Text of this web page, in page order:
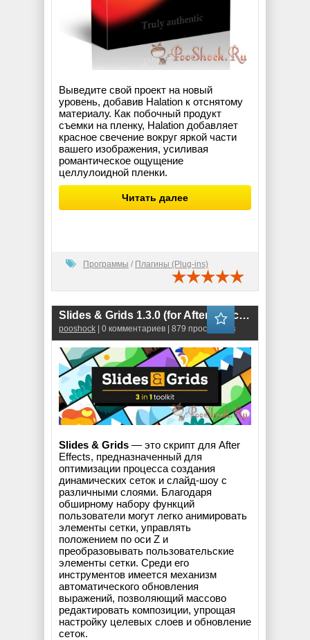
Выведите свой проект на новый
уровень, добавив Halation к отснятому
материалу. Как побочный продукт
съемки на пленку, Halation добавляет
красное свечение вокруг яркой части
вашего изображения, усиливая
романтическое ощущение
целлулоидной пленки.
Читать далее
Программы / Плагины (Plug-ins)
Slides & Grids 1.3.0 (for After Effects)
pooshock | 0 комментариев | 879 просмотров
Slides & Grids — это скрипт для After
Effects, предназначенный для
оптимизации процесса создания
динамических сеток и слайд-шоу с
различными слоями. Благодаря
обширному набору функций
пользователи могут легко анимировать
элементы сетки, управлять
положением по оси Z и
преобразовывать пользовательские
элементы сетки. Среди его
инструментов имеется механизм
автоматического обновления
выражений, позволяющий массово
редактировать композиции, упрощая
настройку целевых слоев и обновление
сеток.